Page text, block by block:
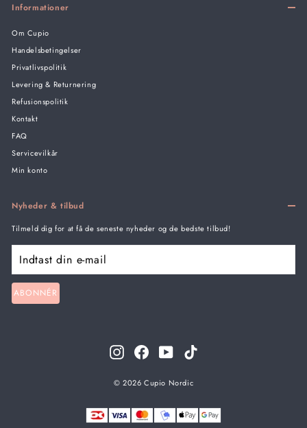
Informationer
Om Cupio
Handelsbetingelser
Privatlivspolitik
Levering & Returnering
Refusionspolitik
Kontakt
FAQ
Servicevilkår
Min konto
Nyheder & tilbud
Tilmeld dig for at få de seneste nyheder og de bedste tilbud!
din
e-
mail
ABONNÉR
© 2026 Cupio Nordic
InstagramFacebookYouTube